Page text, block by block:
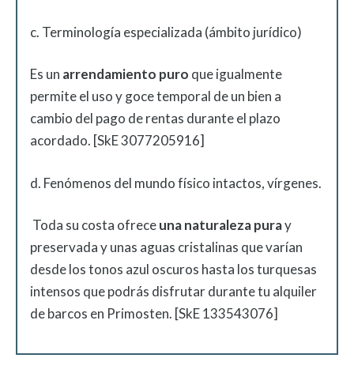
c. Terminología especializada (ámbito jurídico)
Es un arrendamiento puro que igualmente
permite el uso y goce temporal de un bien a
cambio del pago de rentas durante el plazo
acordado. [SkE 3077205916]
d. Fenómenos del mundo físico intactos, vírgenes.
Toda su costa ofreceunanaturaleza puray
preservada y unas aguas cristalinas que varían
desde los tonos azul oscuros hasta los turquesas
intensos que podrás disfrutar durante tu alquiler
de barcos en Primosten. [SkE 133543076]